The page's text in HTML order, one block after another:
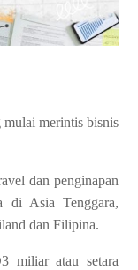
mulai merintis bisnis
dan penginapan
di Asia Tenggara,
dan Filipina.
miliar atau setara